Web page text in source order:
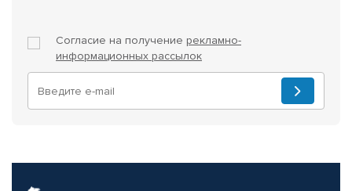
Согласие на получение рекламно-
информационных рассылок